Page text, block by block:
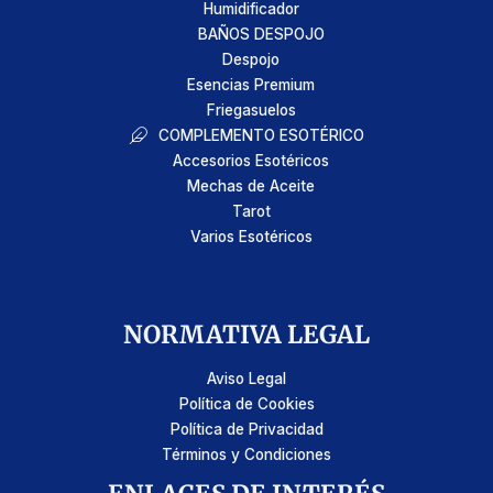
Humidificador
BAÑOS DESPOJO
Despojo
Esencias Premium
Friegasuelos
COMPLEMENTO ESOTÉRICO
Accesorios Esotéricos
Mechas de Aceite
Tarot
Varios Esotéricos
NORMATIVA LEGAL
Aviso Legal
Política de Cookies
Política de Privacidad
Términos y Condiciones